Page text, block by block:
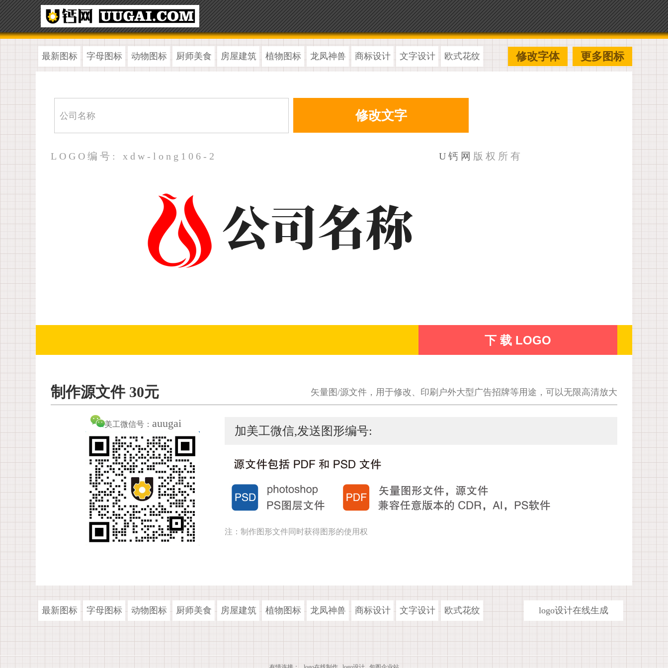
最新图标 字母图标 动物图标 厨师美食 房屋建筑 植物图标 龙凤神兽 商标设计 文字设计 欧式花纹 更多图标
修改字体
LOGO编号: xdw-long106-2 U钙网 版权所有
下 载 LOGO
制作源文件 30元 矢量图/源文件，用于修改、印刷户外大型广告招牌等用途，可以无限高清放大
美工微信号： auugai
加美工微信,发送图形编号:
注：制作图形文件同时获得图形的使用权
最新图标 字母图标 动物图标 厨师美食 房屋建筑 植物图标 龙凤神兽 商标设计 文字设计 欧式花纹 logo设计在线生成